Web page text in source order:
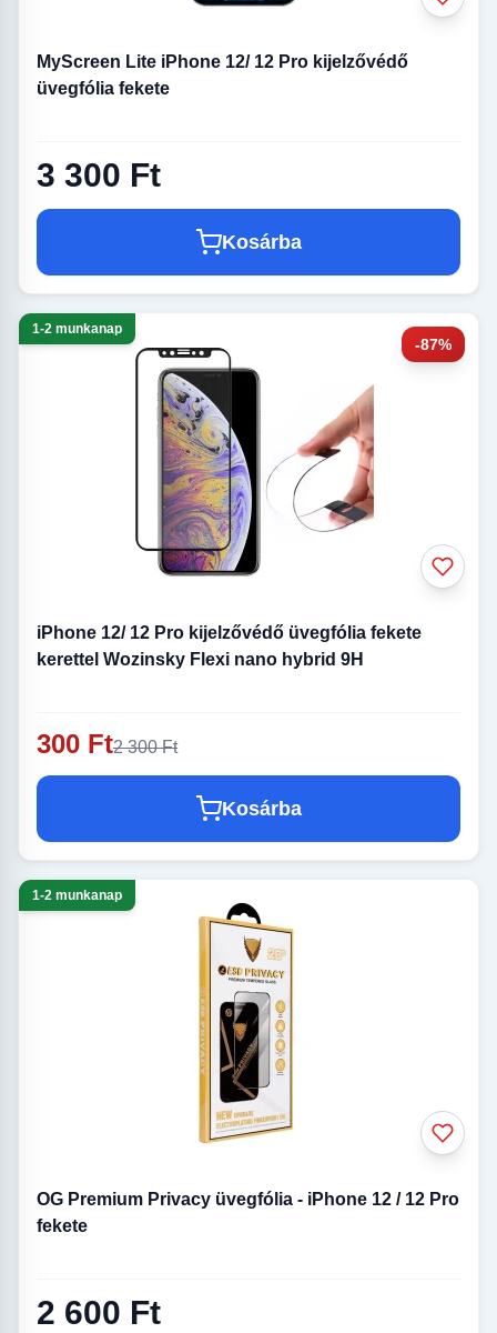
MyScreen Lite iPhone 12/ 12 Pro kijelzővédő
üvegfólia fekete
3 300 Ft
Kosárba
-87%
1-2 munkanap
iPhone 12/ 12 Pro kijelzővédő üvegfólia fekete
kerettel Wozinsky Flexi nano hybrid 9H
300 Ft2 300 Ft
Kosárba
1-2 munkanap
OG Premium Privacy üvegfólia - iPhone 12 / 12 Pro
fekete
2 600 Ft